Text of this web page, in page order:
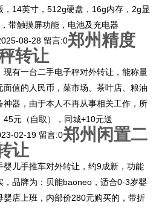
14英寸，512g硬盘，16g内存，2g显
带触摸屏功能，电池及充电器
08-28 留言:0郑州精度
转让
有一台二手电子秤对外转让，能称量
值的人民币，菜市场、茶叶店、粮油
神器，由于本人不再从事相关工作，所
45元（自取），同城+10元送
02-19 留言:0郑州闲置二
让
儿手推车对外转让，约9成新，功能
，品牌为：贝能baoneo，适合0-3岁婴
婴店上班，内部价280元购买的，带折